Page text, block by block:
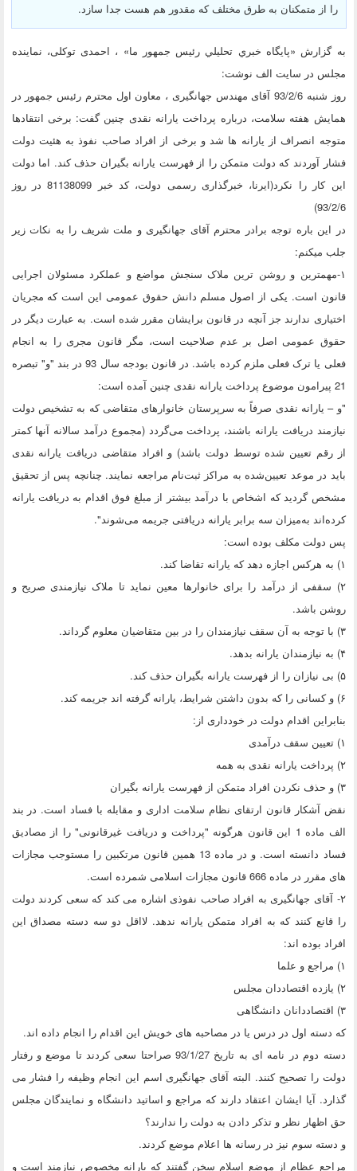
را از متمکنان به طرق مختلف که مقدور هم هست جدا سازد.
به گزارش «پايگاه خبري تحليلي رئيس جمهور ما» ، احمدی توکلی، نماینده
مجلس در سایت الف نوشت:
روز شنبه 93/2/6 آقای مهندس جهانگیری ، معاون اول محترم رئیس جمهور در
همایش هفته سلامت، درباره پرداخت یارانه نقدی چنین گفت: برخی انتقادها
متوجه انصراف از یارانه ها شد و برخی از افراد صاحب نفوذ به هئیت دولت
فشار آوردند که دولت متمکن را از فهرست یارانه بگیران حذف کند. اما دولت
این کار را نکرد(ایرنا، خبرگذاری رسمی دولت، کد خبر 81138099 در روز
93/2/6)
در این باره توجه برادر محترم آقای جهانگیری و ملت شریف را به نکات زیر
جلب میکنم:
۱-مهمترین و روشن ترین ملاک سنجش مواضع و عملکرد مسئولان اجرایی
قانون است. یکی از اصول مسلم دانش حقوق عمومی این است که مجریان
اختیاری ندارند جز آنچه در قانون برایشان مقرر شده است. به عبارت دیگر در
حقوق عمومی اصل بر عدم صلاحیت است، مگر قانون مجری را به انجام
فعلی یا ترک فعلی ملزم کرده باشد. در قانون بودجه سال 93 در بند "و" تبصره
21 پیرامون موضوع پرداخت یارانه نقدی چنین آمده است:
"و – یارانه نقدی صرفاً به سرپرستان خانوار‌های متقاضی که به تشخیص دولت
نیازمند دریافت یارانه باشند، پرداخت می‌گردد (مجموع درآمد سالانه آنها کمتر
از رقم تعیین شده توسط دولت باشد) و افراد متقاضی دریافت یارانه نقدی
باید در موعد تعیین‌شده به مراکز ثبت‌نام مراجعه نمایند. چنانچه پس از تحقیق
مشخص گردید که اشخاص با درآمد بیشتر از مبلغ فوق اقدام به دریافت یارانه
کرده‌اند به‌میزان سه برابر یارانه دریافتی جریمه می‌شوند".
پس دولت مکلف بوده است:
۱) به هرکس اجازه دهد که یارانه تقاضا کند.
۲) سقفی از درآمد را برای خانوارها معین نماید تا ملاک نیازمندی صریح و
روشن باشد.
۳) با توجه به آن سقف نیازمندان را در بین متقاضیان معلوم گرداند.
۴) به نیازمندان یارانه بدهد.
۵) بی نیازان را از فهرست یارانه بگیران حذف کند.
۶) و کسانی را که بدون داشتن شرایط، یارانه گرفته اند جریمه کند.
بنابراین اقدام دولت در خودداری از:
۱) تعیین سقف درآمدی
۲) پرداخت یارانه نقدی به همه
۳) و حذف نکردن افراد متمکن از فهرست یارانه بگیران
نقض آشکار قانون ارتقای نظام سلامت اداری و مقابله با فساد است. در بند
الف ماده 1 این قانون هرگونه "پرداخت و دریافت غیرقانونی" را از مصادیق
فساد دانسته است. و در ماده 13 همین قانون مرتکبین را مستوجب مجازات
های مقرر در ماده 666 قانون مجازات اسلامی شمرده است.
۲- آقای جهانگیری به افراد صاحب نفوذی اشاره می کند که سعی کردند دولت
را قانع کنند که به افراد متمکن یارانه ندهد. لااقل دو سه دسته مصداق این
افراد بوده اند:
۱) مراجع و علما
۲) یازده اقتصاددان مجلس
۳) اقتصاددانان دانشگاهی
که دسته اول در درس یا در مصاحبه های خویش این اقدام را انجام داده اند.
دسته دوم در نامه ای به تاریخ 93/1/27 صراحتا سعی کردند تا موضع و رفتار
دولت را تصحیح کنند. البته آقای جهانگیری اسم این انجام وظیفه را فشار می
گذارد. آیا ایشان اعتقاد دارند که مراجع و اساتید دانشگاه و نمایندگان مجلس
حق اظهار نظر و تذکر دادن به دولت را ندارند؟
و دسته سوم نیز در رسانه ها اعلام موضع کردند.
مراجع عظام از موضع اسلام سخن گفتند که یارانه مخصوص نیازمند است و